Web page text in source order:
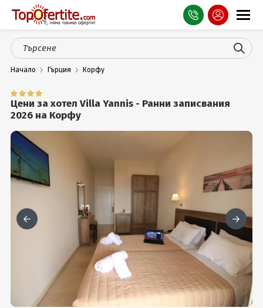
Оферти
СПА
Планина
Чужбина
Празници
Гърция
Вход
Начало Гърция Корфу
Цени за хотел Villa Yannis - Ранни записвания
2026 на Корфу